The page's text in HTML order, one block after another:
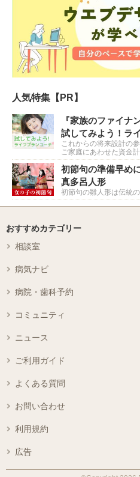
人気特集【PR】
『家族のファイナ
試してみよう！ラ
これからの将来設計の
ご家庭にあわせた資金
初節句の準備早
真多呂人形
初節句の雛人形は伝統
おすすめカテゴリー
相談室
病気ナビ
病院・歯科予約
コミュニティ
ニュース
ご利用ガイド
よくある質問
お問い合わせ
利用規約
広告